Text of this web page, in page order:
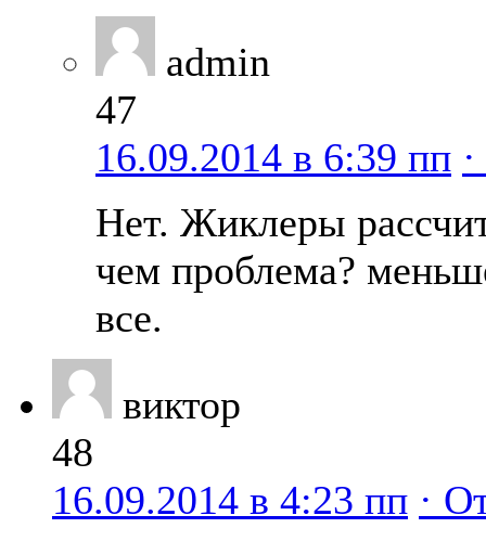
admin
47
16.09.2014 в 6:39 пп
Нет. Жиклеры
чем проблема?
все.
виктор
48
16.09.2014 в 4:23 пп ·